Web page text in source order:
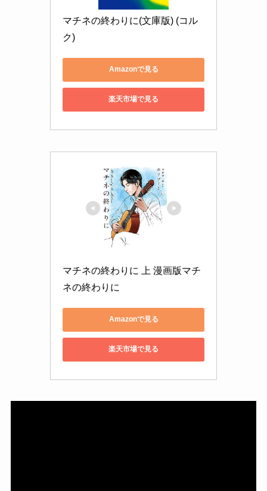
マチネの終わりに(文庫版) (コル
ク)
Amazonで見る
楽天市場で見る
マチネの終わりに 上 漫画版マチ
ネの終わりに
Amazonで見る
楽天市場で見る